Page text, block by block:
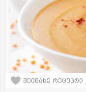
შეინახე რეცეპტი